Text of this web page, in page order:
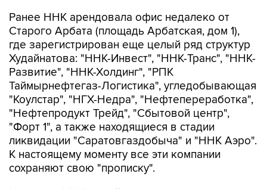
Ранее ННК арендовала офис недалеко от
Старого Арбата (площадь Арбатская, дом 1),
где зарегистрирован еще целый ряд структур
Худайнатова: "ННК-Инвест", "ННК-Транс", "ННК-
Развитие", "ННК-Холдинг", "РПК
Таймырнефтегаз-Логистика", угледобывающая
"Коулстар", "НГХ-Недра", "Нефтепереработка",
"Нефтепродукт Трейд", "Сбытовой центр",
"Форт 1", а также находящиеся в стадии
ликвидации "Саратовгаздобыча" и "ННК Аэро".
К настоящему моменту все эти компании
сохраняют свою "прописку".